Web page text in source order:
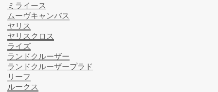
ミライース
ムーヴキャンバス
ヤリス
ヤリスクロス
ライズ
ランドクルーザー
ランドクルーザープラド
リーフ
ルークス